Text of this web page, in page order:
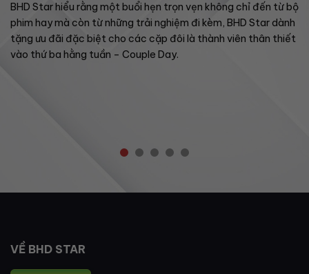
BHD Star hiểu rằng một buổi hẹn trọn vẹn không chỉ đến từ bộ
phim hay mà còn từ những trải nghiệm đi kèm, BHD Star dành
tặng ưu đãi đặc biệt cho các cặp đôi là thành viên thân thiết
vào thứ ba hằng tuần – Couple Day.
VỀ BHD STAR